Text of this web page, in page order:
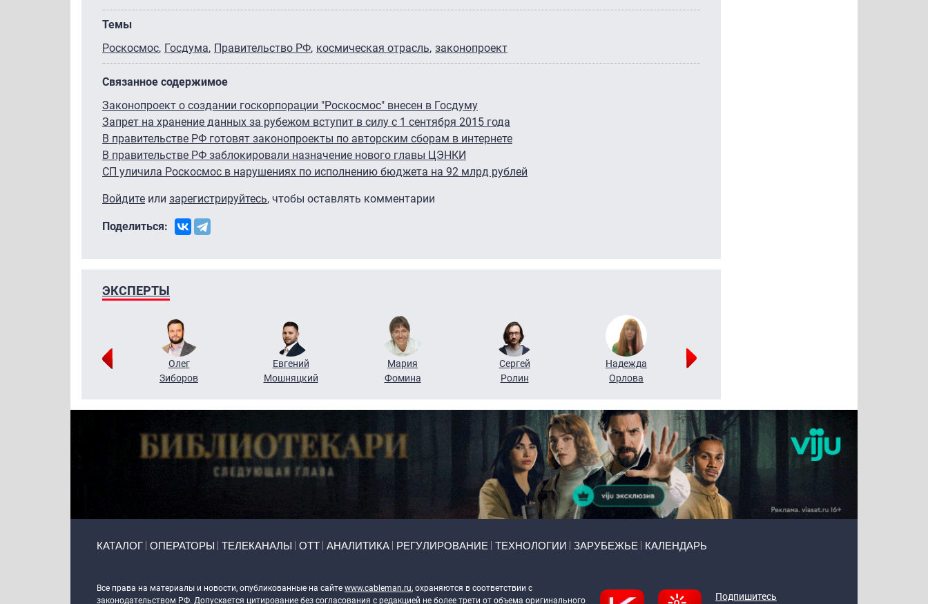
Темы
Роскосмос Госдума Правительство РФ космическая отрасль законопроект
Связанное содержимое
Законопроект о создании госкорпорации "Роскосмос" внесен в Госдуму
Запрет на хранение данных за рубежом вступит в силу с 1 сентября 2015 года
В правительстве РФ готовят законопроекты по авторским сборам в интернете
В правительстве РФ заблокировали назначение нового главы ЦЭНКИ
СП уличила Роскосмос в нарушениях по исполнению бюджета на 92 млрд рублей
Войдите или зарегистрируйтесь, чтобы оставлять комментарии
Поделиться:
ЭКСПЕРТЫ
Олег
Зиборов
Евгений
Мошняцкий
Мария
Фомина
Сергей
Ролин
Надежда
Орлова
КАТАЛОГ ОПЕРАТОРЫ ТЕЛЕКАНАЛЫ ОТТ АНАЛИТИКА РЕГУЛИРОВАНИЕ ТЕХНОЛОГИИ ЗАРУБЕЖЬЕ КАЛЕНДАРЬ
Все права на материалы и новости, опубликованные на сайте www.cableman.ru, охраняются в соответствии с
законодательством РФ. Допускается цитирование без согласования с редакцией не более трети от объема оригинального
Подпишитесь